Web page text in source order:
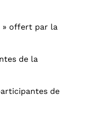
» offert par la
de la
de